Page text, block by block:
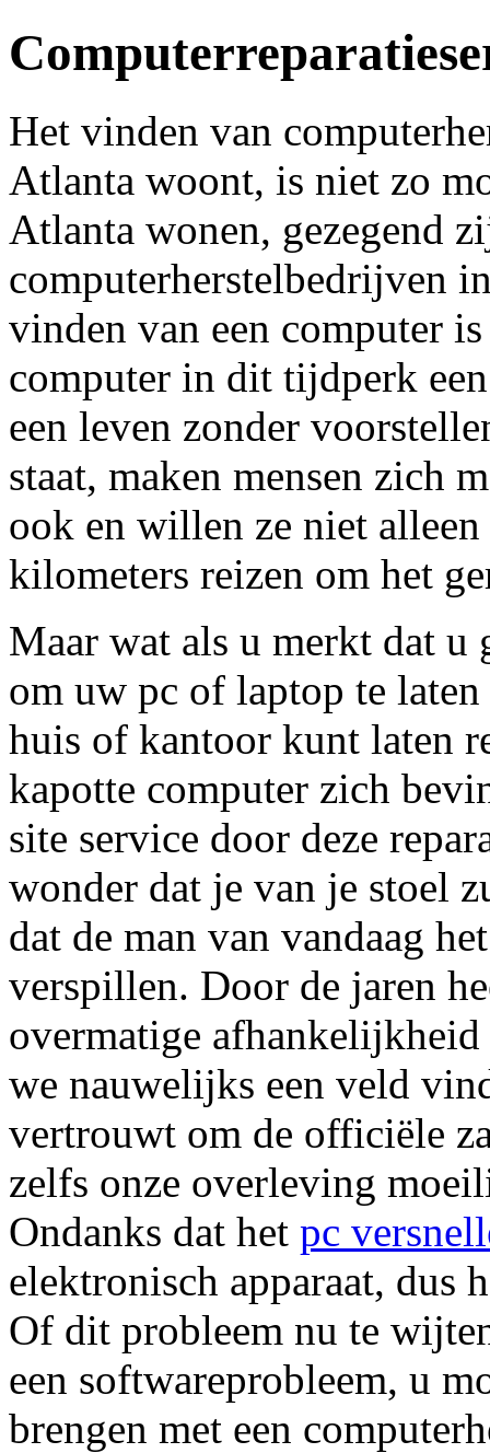
Het vinden van
Atlanta woont, is niet zo
Atlanta wonen, gezegend
computerherstelbedrijven
vinden van een computer
computer in dit tijdperk
een leven zonder
staat, maken mensen zich
ook en willen ze niet
kilometers reizen om het
Maar wat als u merkt dat u
om uw pc of laptop te
huis of kantoor kunt laten
kapotte computer zich
site service door deze
wonder dat je van je stoel
dat de man van vandaag
verspillen. Door de jaren
overmatige
we nauwelijks een veld
vertrouwt om de officiële
zelfs onze overleving
Ondanks dat het pc
elektronisch apparaat, dus
Of dit probleem nu te
een softwareprobleem, u
brengen met een